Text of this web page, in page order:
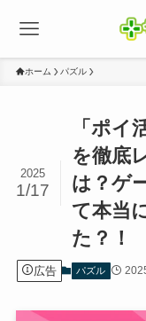
ホーム パズル
「ポイ
を徹底
は？ゲ
て本当
た？！
2025
1/17
広告 パズル